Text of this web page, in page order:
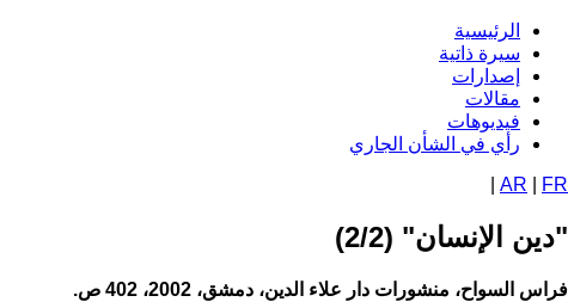
تجاوز
المحتوى
الرئيسي
Navigation
principale
الرئيسية
سيرة ذاتية
إصدارات
مقالات
فيديوهات
رأي في الشأن الجاري
AR
FR
"دين الإنسان" (2/2)
فراس السواح، منشورات دار علاء الدين، دمشق، 2002، 402 ص.